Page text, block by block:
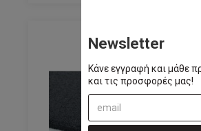
Newsletter
Κάνε εγγραφή και μάθε
και τις προσφορές μας!